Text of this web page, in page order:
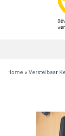
Home » Verstelbaar